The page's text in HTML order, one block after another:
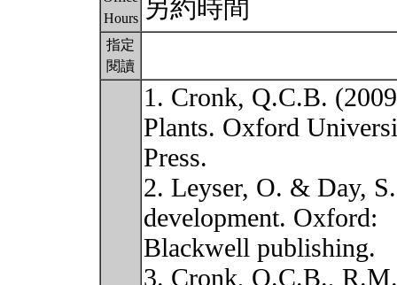
Hours
另約時間
指定
閱讀
1. Cronk, Q.C.B.
Plants. Oxford
Press.
2. Leyser, O. & Day,
development. Oxford:
Blackwell publishing.
3. Cronk, Q.C.B.,